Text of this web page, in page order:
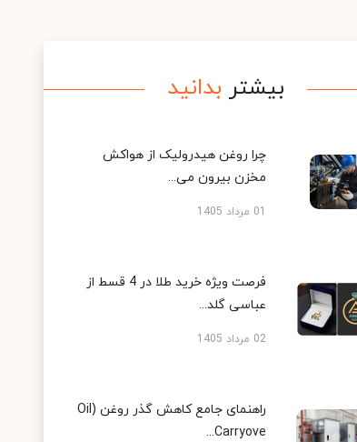
بیشتر بدانید
چرا روغن هیدرولیک از هواکش
مخزن بیرون می...
01 مرداد 1405
فرصت ویژه خرید طلا در 4 قسط از
عباسی گلد...
02 مرداد 1405
راهنمای جامع کاهش گذر روغن (Oil
Carryove...